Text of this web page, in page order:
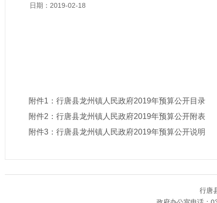
日期：2019-02-18
附件1： 行唐县龙州镇人民政府2019年预算公开目录
附件2： 行唐县龙州镇人民政府2019年预算公开附表
附件3： 行唐县龙州镇人民政府2019年预算公开说明